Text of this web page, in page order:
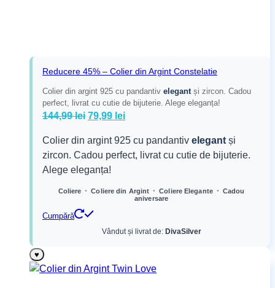
Reducere 45% – Colier din Argint Constelatie
Colier din argint 925 cu pandantiv elegant și zircon. Cadou
perfect, livrat cu cutie de bijuterie. Alege eleganța!
144,99lei Prețul
a
fost:
144,99 lei.
79,99 leiPrețul
este:
79,99 lei.
Colier din argint 925 cu pandantiv elegant și
zircon. Cadou perfect, livrat cu cutie de bijuterie.
Alege eleganța!
Coliere • Coliere din Argint • Coliere Elegante • Cadou
aniversare
Cumpără
Vândut și livrat de: DivaSilver
♥